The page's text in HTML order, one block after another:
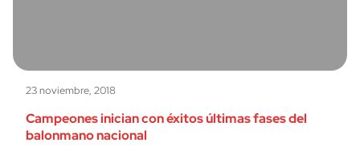
23 noviembre, 2018
Campeones inician con éxitos últimas fases del
balonmano nacional